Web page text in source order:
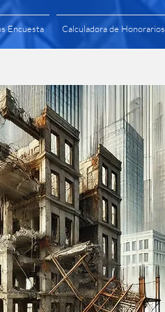
Encuesta Calculadora de Honorarios